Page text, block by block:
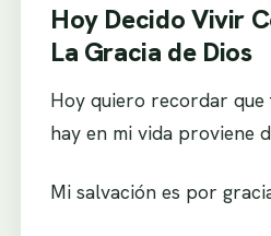
Hoy Decido Vivir
La Gracia de Dios
Hoy quiero recordar
hay en mi vida proviene
Mi salvación es por